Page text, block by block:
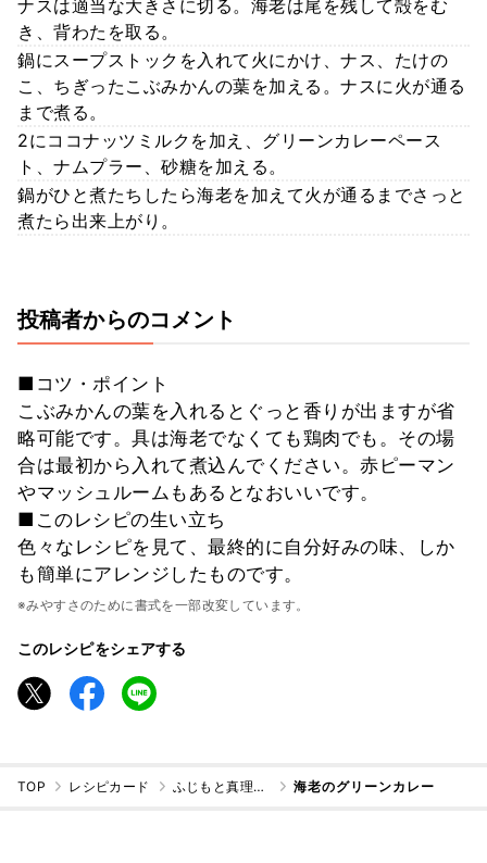
ナスは適当な大きさに切る。海老は尾を残して殻をむ
き、背わたを取る。
鍋にスープストックを入れて火にかけ、ナス、たけの
こ、ちぎったこぶみかんの葉を加える。ナスに火が通る
まで煮る。
2にココナッツミルクを加え、グリーンカレーペース
ト、ナムプラー、砂糖を加える。
鍋がひと煮たちしたら海老を加えて火が通るまでさっと
煮たら出来上がり。
投稿者からのコメント
■コツ・ポイント
こぶみかんの葉を入れるとぐっと香りが出ますが省
略可能です。具は海老でなくても鶏肉でも。その場
合は最初から入れて煮込んでください。赤ピーマン
やマッシュルームもあるとなおいいです。
■このレシピの生い立ち
色々なレシピを見て、最終的に自分好みの味、しか
も簡単にアレンジしたものです。
※みやすさのために書式を一部改変しています。
このレシピをシェアする
TOP レシピカード ふじもと真理子@料理好きのパン講師 海老のグリーンカレー